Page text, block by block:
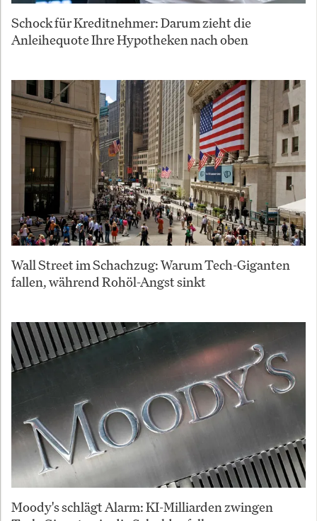
Schock für Kreditnehmer: Darum zieht die
Anleihequote Ihre Hypotheken nach oben
Wall Street im Schachzug: Warum Tech-Giganten
fallen, während Rohöl-Angst sinkt
Moody's schlägt Alarm: KI-Milliarden zwingen